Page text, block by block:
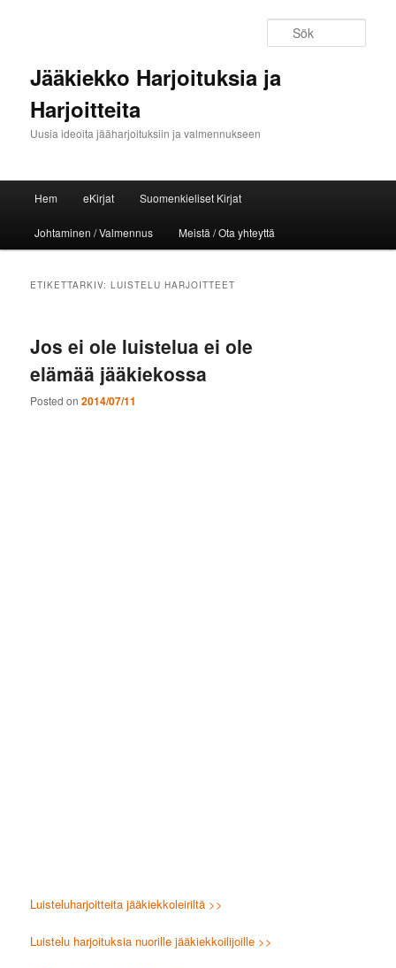
Jääkiekko Harjoituksia ja
Harjoitteita
Uusia ideoita jääharjoituksiin ja valmennukseen
Hoppa till huvudinnehåll
Hoppa till sekundärt innehåll
Hem eKirjat Suomenkieliset Kirjat
Johtaminen / Valmennus Meistä / Ota yhteyttä
ETIKETTARKIV:LUISTELU HARJOITTEET
Jos ei ole luistelua ei ole
elämää jääkiekossa
Posted on2014/07/11
Luisteluharjoitteita jääkiekkoleiriltä >>
Luistelu harjoituksia nuorille jääkiekkoilijoille >>